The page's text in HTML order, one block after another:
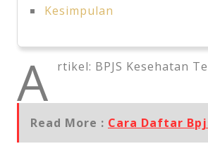
Kesimpulan
A rtikel: BPJS Kesehatan
Read More : Cara Daftar